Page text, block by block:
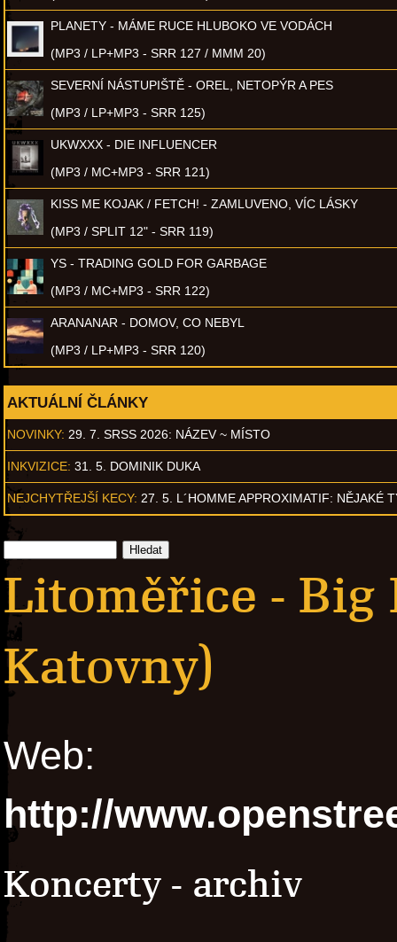
PLANETY - MÁME RUCE HLUBOKO VE VODÁCH
(MP3 / LP+MP3 - SRR 127 / MMM 20)
SEVERNÍ NÁSTUPIŠTĚ - OREL, NETOPÝR A PES
(MP3 / LP+MP3 - SRR 125)
UKWXXX - DIE INFLUENCER
(MP3 / MC+MP3 - SRR 121)
KISS ME KOJAK / FETCH! - ZAMLUVENO, VÍC LÁSKY
(MP3 / SPLIT 12" - SRR 119)
YS - TRADING GOLD FOR GARBAGE
(MP3 / MC+MP3 - SRR 122)
ARANANAR - DOMOV, CO NEBYL
(MP3 / LP+MP3 - SRR 120)
AKTUÁLNÍ ČLÁNKY
NOVINKY: 29. 7. SRSS 2026: NÁZEV ~ MÍSTO
INKVIZICE: 31. 5. DOMINIK DUKA
NEJCHYTŘEJŠÍ KECY: 27. 5. L´HOMME APPROXIMATIF: NĚJAKÉ
Litoměřice - Big
Katovny)
Web:
http://
Koncerty - archiv